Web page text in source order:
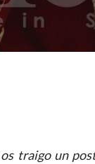
traigo un